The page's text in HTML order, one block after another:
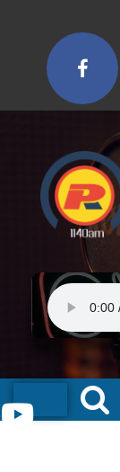
contenido
Menu